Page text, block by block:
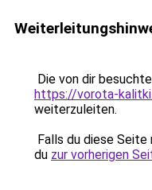
Die von dir
https://vorota-
weiterzuleiten.
Falls du diese
du zur vorherigen